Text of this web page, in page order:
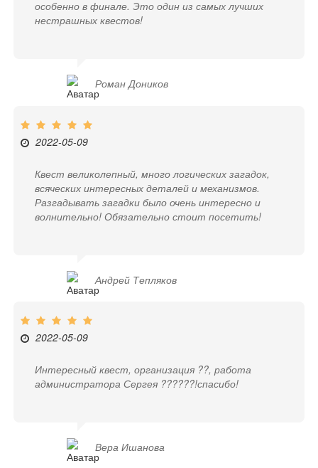
особенно в финале. Это один из самых лучших
нестрашных квестов!
Роман Доников
2022-05-09
Квест великолепный, много логических загадок,
всяческих интересных деталей и механизмов.
Разгадывать загадки было очень интересно и
волнительно! Обязательно стоит посетить!
Андрей Тепляков
2022-05-09
Интересный квест, организация ??, работа
администратора Сергея ??????!спасибо!
Вера Ишанова